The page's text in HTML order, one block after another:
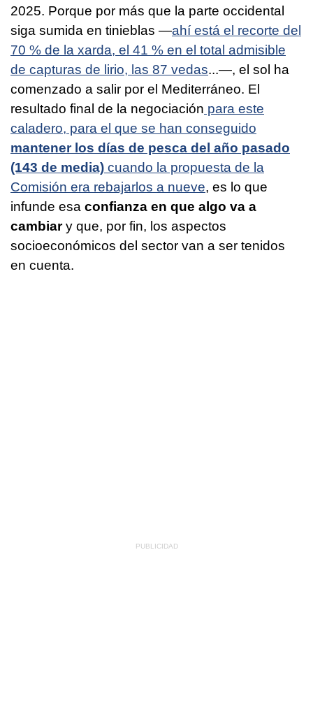
2025. Porque por más que la parte occidental
siga sumida en tinieblas —ahí está el recorte del
70 % de la xarda, el 41 % en el total admisible
de capturas de lirio, las 87 vedas...—, el sol ha
comenzado a salir por el Mediterráneo. El
resultado final de la negociación para este
caladero, para el que se han conseguido
mantener los días de pesca del año pasado
(143 de media) cuando la propuesta de la
Comisión era rebajarlos a nueve, es lo que
infunde esa confianza en que algo va a
cambiary que, por fin, los aspectos
socioeconómicos del sector van a ser tenidos
en cuenta.